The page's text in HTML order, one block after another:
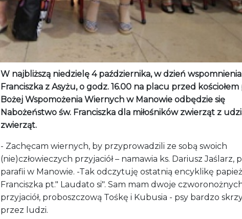
W najbliższą niedzielę 4 października, w dzień wspomnienia
Franciszka z Asyżu, o godz. 16.00 na placu przed
Bożej Wspomożenia Wiernych w Manowie odbędzie się
Nabożeństwo św. Franciszka dla miłośników zwierząt z
zwierząt.
- Zachęcam wiernych, by przyprowadzili ze sobą swoich
(nie)człowieczych przyjaciół – namawia ks. Dariusz Jaślarz,
parafii w Manowie. -Tak odczytuję ostatnią encyklikę
Franciszka pt." Laudato si". Sam mam dwoje
przyjaciół, proboszczową Tośkę i Kubusia - psy bardzo
przez ludzi.